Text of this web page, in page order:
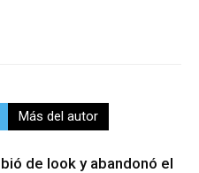
Más del autor
de look y abandonó el